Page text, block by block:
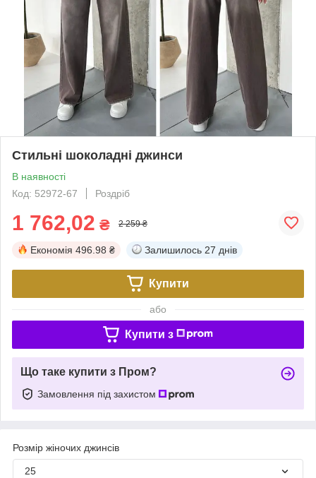
Стильні шоколадні джинси
В наявності
Код: 52972-67
Роздріб
1 762,02 ₴ 2 259 ₴
Економія 496.98 ₴ Залишилось 27 днів
Купити
або
Купити з
Що таке купити з Пром?
Замовлення під захистом
Розмір жіночих джинсів
25